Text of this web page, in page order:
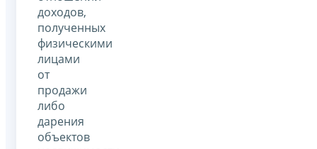
доходов,
полученных
физическими
лицами
от
продажи
либо
дарения
объектов